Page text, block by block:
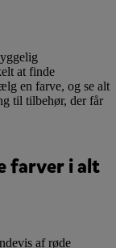
at finde
en farve, og se alt
til tilbehør, der får
farver i alt
af røde